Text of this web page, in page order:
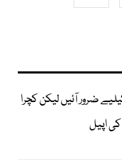
ضرور آئیں لیکن کچرا
کی اپیل